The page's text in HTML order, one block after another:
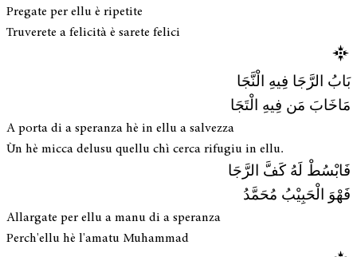
Pregate per ellu è ripetite
Truverete a felicità è sarete felici
بَابُ الرَّجَا فِيهِ الْنَّجَا
مَاخَابَ مَن فِيهِ الْتَجَا
A porta di a speranza hè in ellu a salvezza
Ùn hè micca delusu quellu chì cerca rifugiu in ellu.
فَابْسُطْ لَهُ كَفَّ الرَّجَا
فَهْوَ الْحَبِيْبُ مُحَمَّدُ
Allargate per ellu a manu di a speranza
Perch'ellu hè l'amatu Muhammad